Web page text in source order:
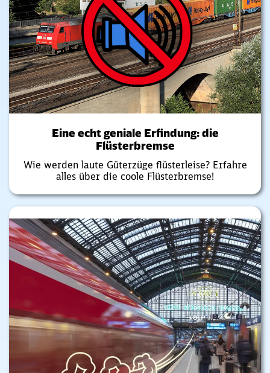
Eine echt geniale Erfindung: die
Flüsterbremse
Wie werden laute Güterzüge flüsterleise? Erfahre
alles über die coole Flüsterbremse!